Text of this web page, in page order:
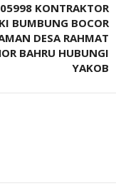
KONTRAKTOR
BUMBUNG BOCOR
DESA RAHMAT
BAHRU HUBUNGI
YAKOB